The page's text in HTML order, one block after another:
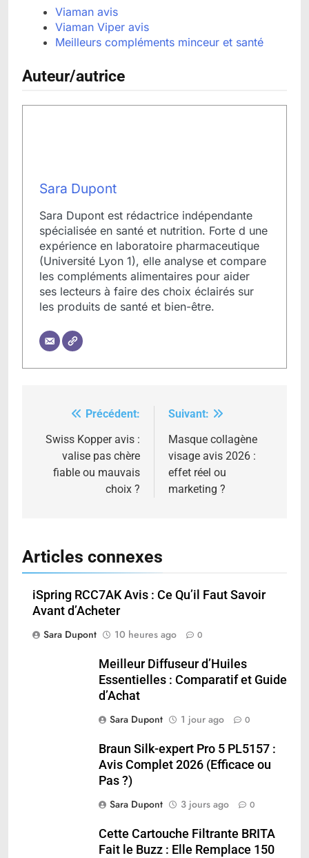
Viaman avis
Viaman Viper avis
Meilleurs compléments minceur et santé
Auteur/autrice
Sara Dupont
Sara Dupont est rédactrice indépendante
spécialisée en santé et nutrition. Forte d une
expérience en laboratoire pharmaceutique
(Université Lyon 1), elle analyse et compare
les compléments alimentaires pour aider
ses lecteurs à faire des choix éclairés sur
les produits de santé et bien-être.
Navigation
de
l’article
Précédent:
Swiss Kopper avis :
valise pas chère
fiable ou mauvais
choix ?
Suivant:
Masque collagène
visage avis 2026 :
effet réel ou
marketing ?
Articles connexes
iSpring RCC7AK Avis : Ce Qu’il Faut Savoir
Avant d’Acheter
Sara Dupont
10 heures ago 0
Meilleur Diffuseur d’Huiles
Essentielles : Comparatif et Guide
d’Achat
Sara Dupont
1 jour ago 0
Braun Silk-expert Pro 5 PL5157 :
Avis Complet 2026 (Efficace ou
Pas ?)
Sara Dupont
3 jours ago 0
Cette Cartouche Filtrante BRITA
Fait le Buzz : Elle Remplace 150